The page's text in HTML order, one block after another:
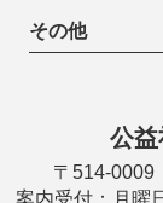
その他
公
〒514-
案内受付：月曜